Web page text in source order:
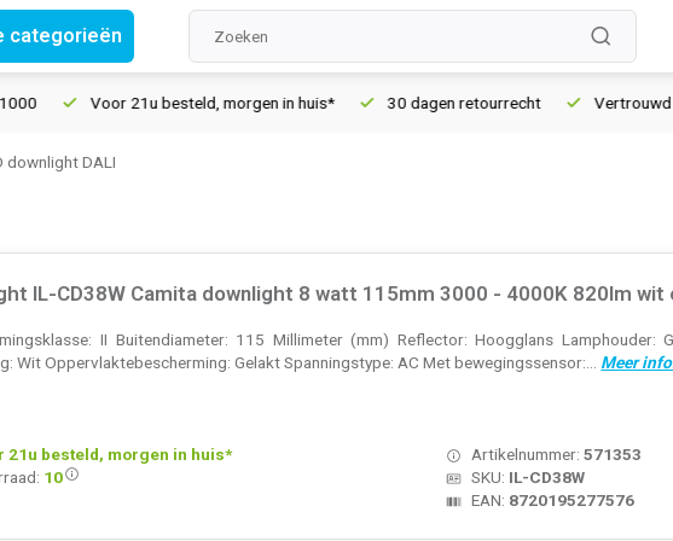
categorieën
Voor 21u besteld, morgen in huis* 30 dagen retourrecht Vertrouwd
downlight DALI
IL-CD38W Camita downlight 8 watt 115mm 3000 - 4000K 820lm
II Buitendiameter: 115 Millimeter (mm) Reflector: Hoogglans Lamphouder:
Wit Oppervlaktebescherming: Gelakt Spanningstype: AC Met bewegingssensor:... Meer
Artikelnummer:571353
SKU: IL-CD38W
EAN: 8720195277576
21u besteld, morgen in huis*
10